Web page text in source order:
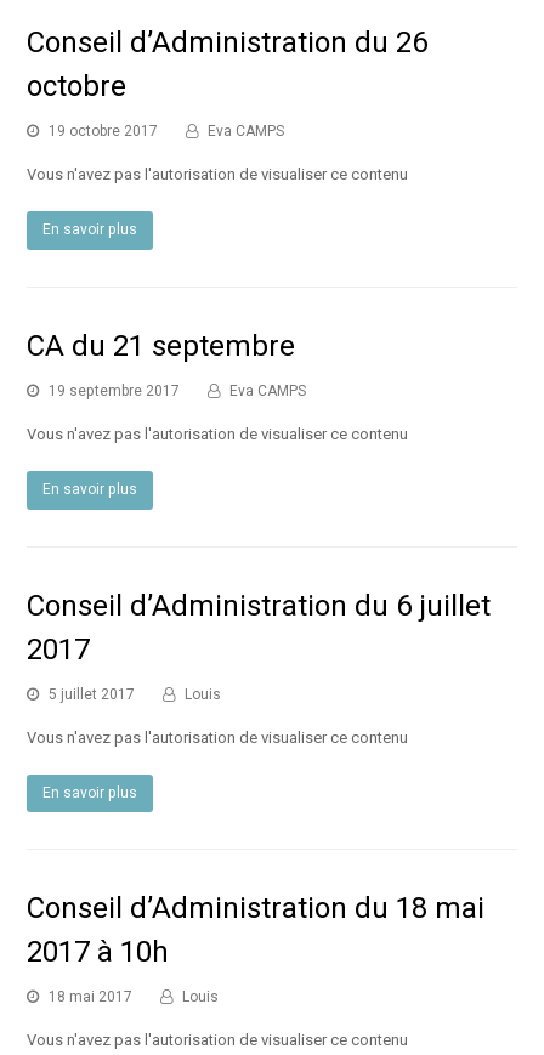
Conseil d’Administration du 26
octobre
19 octobre 2017 Eva CAMPS
Vous n'avez pas l'autorisation de visualiser ce contenu
En savoir plus
CA du 21 septembre
19 septembre 2017 Eva CAMPS
Vous n'avez pas l'autorisation de visualiser ce contenu
En savoir plus
Conseil d’Administration du 6 juillet
2017
5 juillet 2017 Louis
Vous n'avez pas l'autorisation de visualiser ce contenu
En savoir plus
Conseil d’Administration du 18 mai
2017 à 10h
18 mai 2017 Louis
Vous n'avez pas l'autorisation de visualiser ce contenu